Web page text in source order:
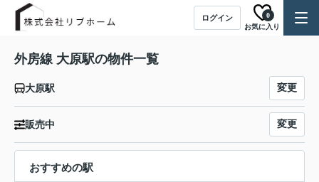
ログイン
お気に入り
0
外房線 大原駅の物件一覧
大原駅 変更
販売中 変更
おすすめの駅